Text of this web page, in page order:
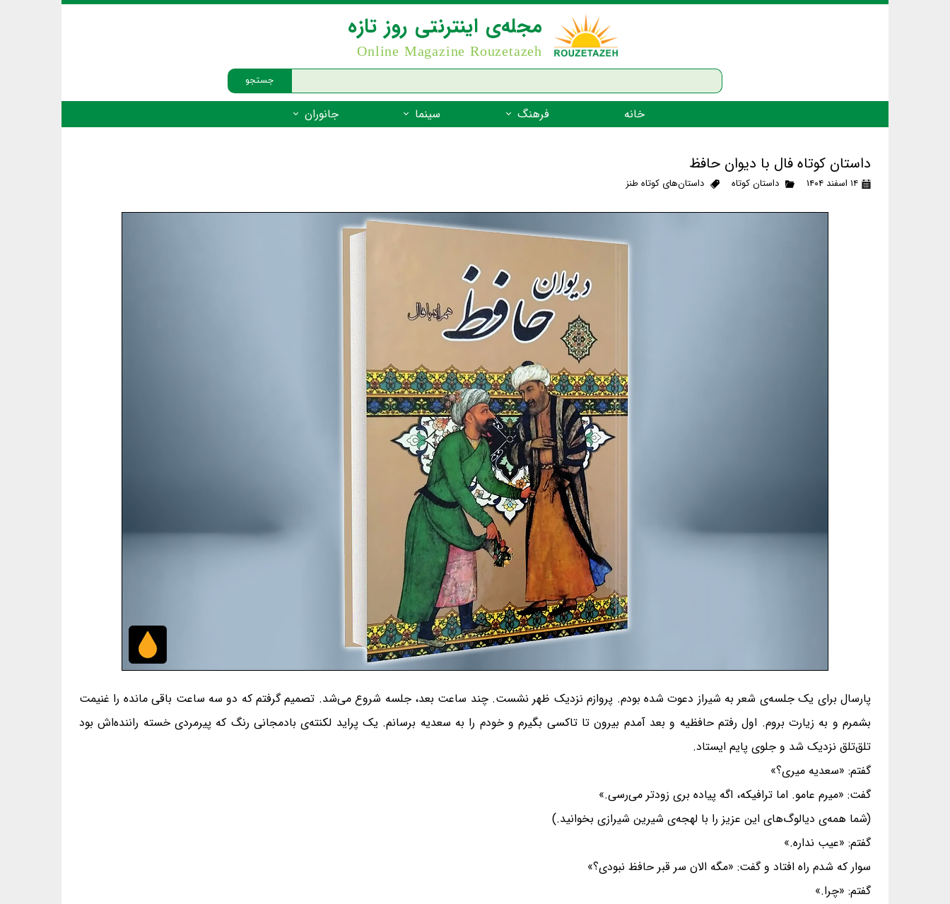
جستجو
مجله‌ی اینترنتی روز تازه
Online Magazine Rouzetazeh
خانه فرهنگ
زندگینامه‌ی بزرگان
گفتاورد
سینما جانوران
جانوران مهره‌دار - دوزیستان
داستان کوتاه فال با دیوان حافظ
۱۴ اسفند ۱۴۰۴ داستان کوتاه داستان‌های کوتاه طنز
پارسال برای یک جلسه‌ی شعر به شیراز دعوت شده بودم. پروازم نزدیک ظهر نشست. چند ساعت بعد، جلسه شروع می‌شد. تصمیم گرفتم که دو سه ساعت باقی مانده را غنیمت
بشمرم و به زیارت‌ بروم. اول رفتم حافظیه و بعد آمدم بیرون تا تاکسی بگیرم و خودم را به سعدیه برسانم. یک پراید لکنته‌ی بادمجانی رنگ که پیرمردی خسته راننده‌اش بود
تلق‌تلق نزدیک شد و جلوی پایم ایستاد.
گفتم: «سعدیه میری؟»
گفت: «میرم عامو. اما ترافیکه، اگه پیاده بری زودتر می‌رسی.»
(شما همه‌ی دیالوگ‌های این عزیز را با لهجه‌ی شیرین شیرازی بخوانید.)
گفتم: «عیب نداره.»
سوار که شدم راه افتاد و گفت: «مگه الان سر قبر حافظ نبودی؟»
گفتم: «چرا.»